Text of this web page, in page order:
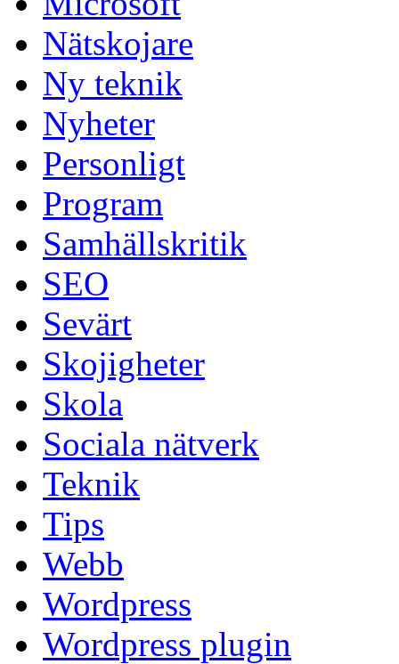
Nätskojare
Ny teknik
Nyheter
Personligt
Program
Samhällskritik
SEO
Sevärt
Skojigheter
Skola
Sociala nätverk
Teknik
Tips
Webb
Wordpress
Wordpress plugin